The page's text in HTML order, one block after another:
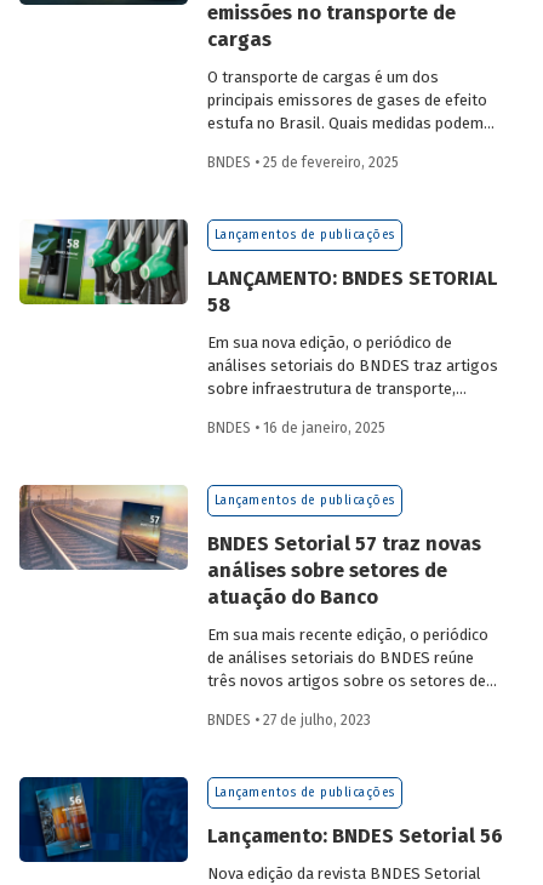
emissões no transporte de
cargas
O transporte de cargas é um dos
principais emissores de gases de efeito
estufa no Brasil. Quais medidas podem
ambiental? Confira as estratégias que
BNDES • 25 de fevereiro, 2025
Lançamentos de publicações
LANÇAMENTO: BNDES SETORIAL
58
Em sua nova edição, o periódico de
análises setoriais do BNDES traz artigos
sobre infraestrutura de transporte,
sustentáveis, mercado de aeronaves,
BNDES • 16 de janeiro, 2025
Lançamentos de publicações
BNDES Setorial 57 traz novas
análises sobre setores de
atuação do Banco
Em sua mais recente edição, o periódico
de análises setoriais do BNDES reúne
três novos artigos sobre os setores de
defesa. Saiba mais e acesse os estudos
BNDES • 27 de julho, 2023
Lançamentos de publicações
Lançamento: BNDES Setorial 56
Nova edição da revista BNDES Setorial